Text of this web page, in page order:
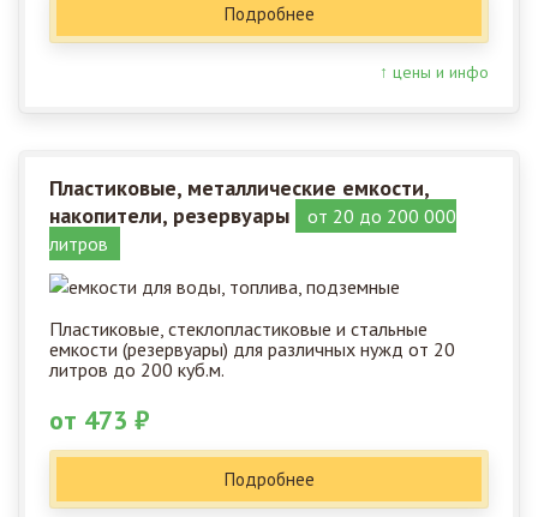
Подробнее
↑ цены и инфо
Пластиковые, металлические емкости,
накопители, резервуары
от 20 до 200 000
литров
Пластиковые, стеклопластиковые и стальные
емкости (резервуары) для различных нужд от 20
литров до 200 куб.м.
от 473 ₽
Подробнее